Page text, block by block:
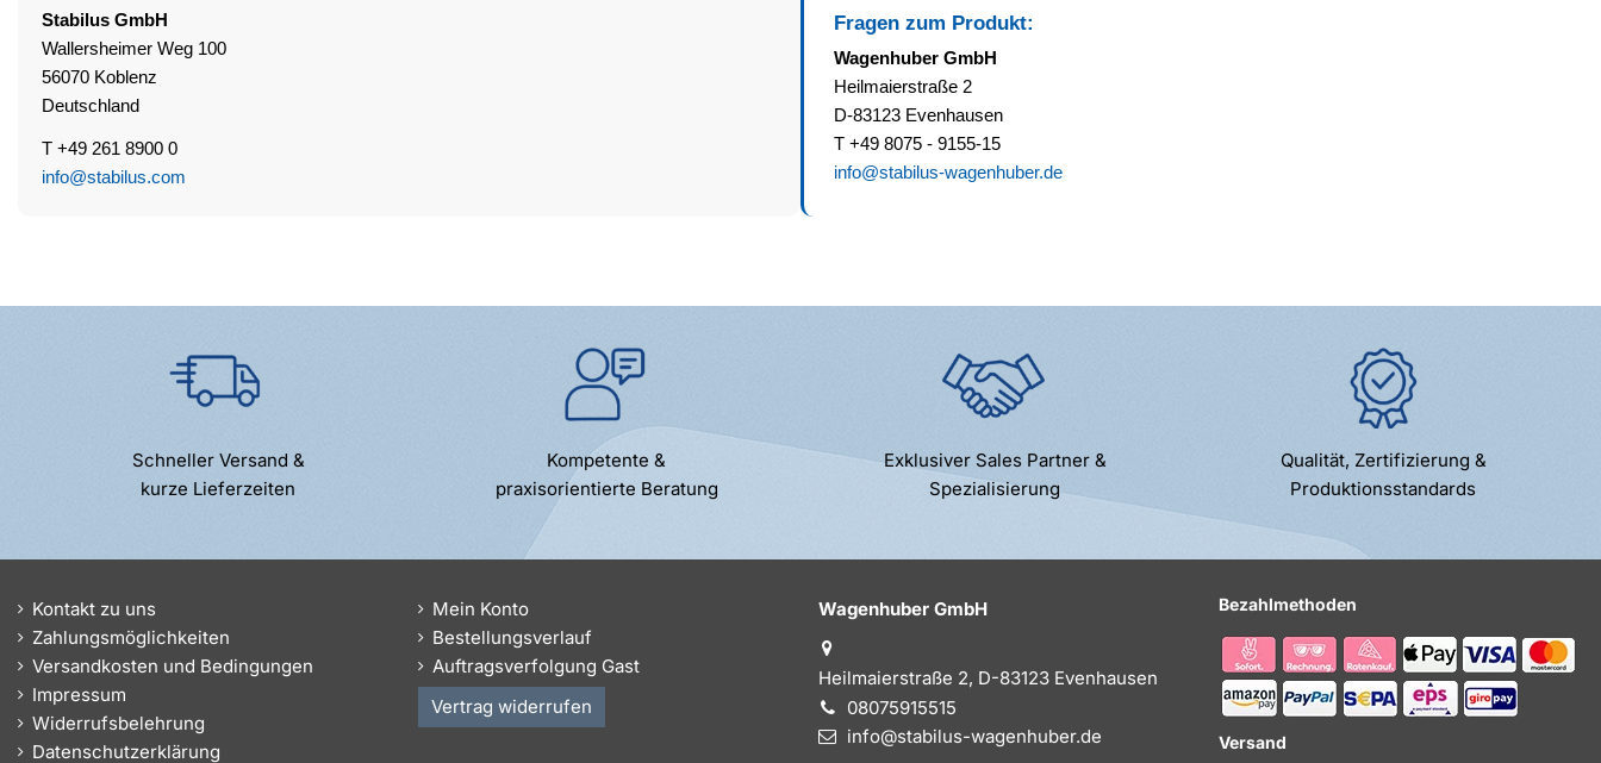
Stabilus GmbH
Wallersheimer Weg 100
56070 Koblenz
Deutschland
T +49 261 8900 0
info@stabilus.com
Fragen zum Produkt:
Wagenhuber GmbH
Heilmaierstraße 2
D-83123 Evenhausen
T +49 8075 - 9155-15
info@stabilus-wagenhuber.de
Schneller Versand &
kurze Lieferzeiten
Kompetente &
praxisorientierte Beratung
Exklusiver Sales Partner &
Spezialisierung
Qualität, Zertifizierung &
Produktionsstandards
Kontakt zu uns
Zahlungsmöglichkeiten
Versandkosten und Bedingungen
Impressum
Widerrufsbelehrung
Datenschutzerklärung
Mein Konto
Bestellungsverlauf
Auftragsverfolgung Gast
Vertrag widerrufen
Wagenhuber GmbH
Heilmaierstraße 2, D-83123 Evenhausen
08075915515
info@stabilus-wagenhuber.de
Bezahlmethoden
Versand